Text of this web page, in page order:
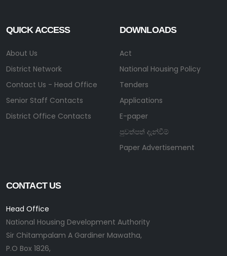
QUICK ACCESS
About Us
District Network
Contact Us - Head Office
Senior Staff Contacts
District Office Contacts
DOWNLOADS
Act
National Housing Policy
Tenders
Applications
E-paper
පුවත්පත් දැන්වීම්
Paper Advertisement
CONTACT US
Head Office
National Housing Development Authority
Sir Chitampalam A Gardiner Mawatha,
P.O Box 1826,